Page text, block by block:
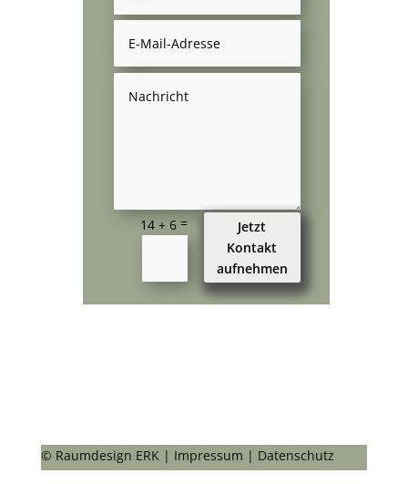
14 + 6=
Jetzt
Kontakt
aufnehmen
© Raumdesign ERK | Impressum | Datenschutz